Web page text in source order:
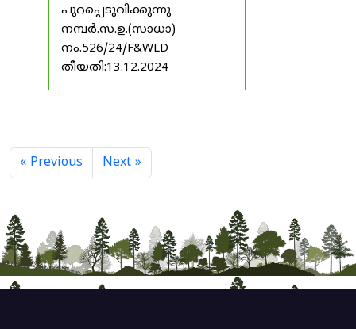
പുറപ്പെടുവിക്കുന്നു
നമ്പർ.സ.ഉ.(സാധാ)
നം.526/24/F&WLD
തീയതി:13.12.2024
« Previous Next »